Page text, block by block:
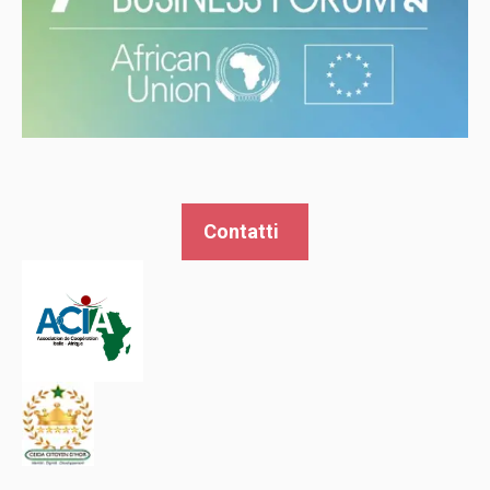
Contatti